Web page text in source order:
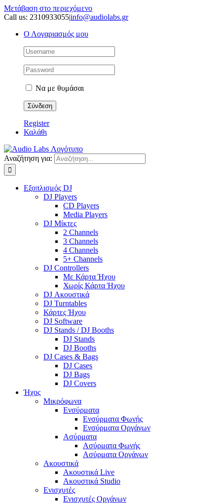
Μετάβαση στο περιεχόμενο
Call us: 2310933055|info@audiolabs.gr
Ο Λογαριασμός μου
Να με θυμάσαι
Register
Καλάθι
Αναζήτηση για:
Εξοπλισμός DJ
DJ Players
CD Players
Media Players
DJ Μίκτες
2 Channels
3 Channels
4 Channels
5+ Channels
DJ Controllers
Με Κάρτα Ήχου
Χωρίς Κάρτα Ήχου
DJ Ακουστικά
DJ Turntables
Κάρτες Ήχου
DJ Software
DJ Stands / DJ Booths
DJ Stands
DJ Booths
DJ Cases & Bags
DJ Cases
DJ Bags
DJ Covers
Ήχος
Μικρόφωνα
Ενσύρματα
Ενσύρματα Φωνής
Ενσύρματα Οργάνων
Ασύρματα
Ασύρματα Φωνής
Ασύρματα Οργάνων
Ακουστικά
Ακουστικά Live
Ακουστικά Studio
Ενισχυτές
Ενισχυτές Οργάνων